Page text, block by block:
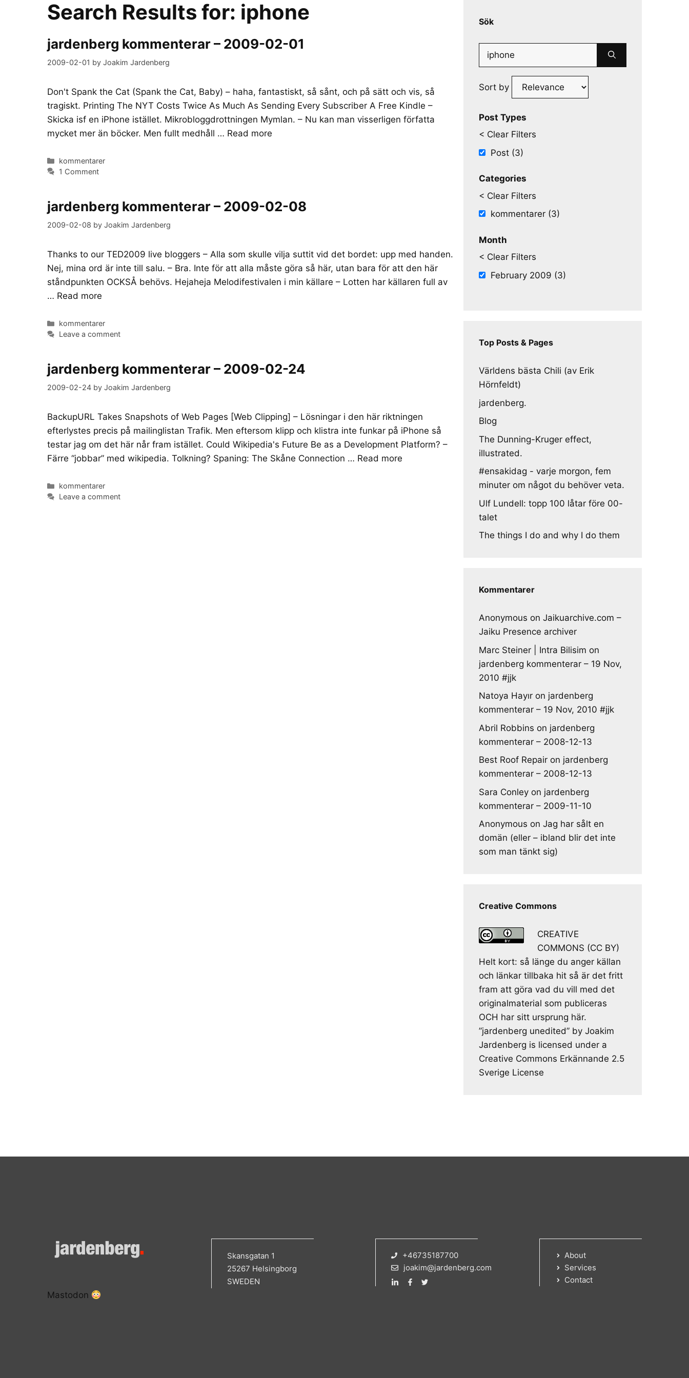
Search Results for: iphone
jardenberg kommenterar – 2009-02-01
2009-02-01 by Joakim Jardenberg
Don't Spank the Cat (Spank the Cat, Baby) – haha, fantastiskt, så sånt, och på sätt och vis, så
tragiskt. Printing The NYT Costs Twice As Much As Sending Every Subscriber A Free Kindle –
Skicka isf en iPhone istället. Mikrobloggdrottningen Mymlan. – Nu kan man visserligen författa
mycket mer än böcker. Men fullt medhåll … Read more
Categories
kommentarer
1 Comment
jardenberg kommenterar – 2009-02-08
2009-02-08 by Joakim Jardenberg
Thanks to our TED2009 live bloggers – Alla som skulle vilja suttit vid det bordet: upp med handen.
Nej, mina ord är inte till salu. – Bra. Inte för att alla måste göra så här, utan bara för att den här
ståndpunkten OCKSÅ behövs. Hejaheja Melodifestivalen i min källare – Lotten har källaren full av
… Read more
Categories
kommentarer
Leave a comment
jardenberg kommenterar – 2009-02-24
2009-02-24 by Joakim Jardenberg
BackupURL Takes Snapshots of Web Pages [Web Clipping] – Lösningar i den här riktningen
efterlystes precis på mailinglistan Trafik. Men eftersom klipp och klistra inte funkar på iPhone så
testar jag om det här når fram istället. Could Wikipedia's Future Be as a Development Platform? –
Färre “jobbar” med wikipedia. Tolkning? Spaning: The Skåne Connection … Read more
Categories
kommentarer
Leave a comment
Sök
Search
for:
Sort by
Post Types
< Clear Filters
Post (3)
Categories
< Clear Filters
kommentarer (3)
Month
< Clear Filters
February 2009 (3)
Top Posts & Pages
Världens bästa Chili (av Erik
Hörnfeldt)
jardenberg.
Blog
The Dunning-Kruger effect,
illustrated.
#ensakidag - varje morgon, fem
minuter om något du behöver veta.
Ulf Lundell: topp 100 låtar före 00-
talet
The things I do and why I do them
Kommentarer
Anonymous on Jaikuarchive.com –
Jaiku Presence archiver
Marc Steiner | Intra Bilisim on
jardenberg kommenterar – 19 Nov,
2010 #jjk
Natoya Hayır on jardenberg
kommenterar – 19 Nov, 2010 #jjk
Abril Robbins on jardenberg
kommenterar – 2008-12-13
Best Roof Repair on jardenberg
kommenterar – 2008-12-13
Sara Conley on jardenberg
kommenterar – 2009-11-10
Anonymous on Jag har sålt en
domän (eller – ibland blir det inte
som man tänkt sig)
Creative Commons
CREATIVE
COMMONS (CC BY)
Helt kort: så länge du anger källan
och länkar tillbaka hit så är det fritt
fram att göra vad du vill med det
originalmaterial som publiceras
OCH har sitt ursprung här.
”jardenberg unedited” by Joakim
Jardenberg is licensed under a
Creative Commons Erkännande 2.5
Sverige License
Skansgatan 1
25267 Helsingborg
SWEDEN
+46735187700
joakim@jardenberg.com
About
Services
Contact
Mastodon